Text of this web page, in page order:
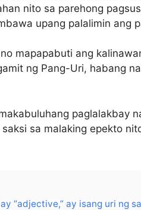
nito sa parehong
upang palalimin ang
mapapabuti ang
ng Pang-Uri, habang
paglalakbay
saksi sa malaking epekto
“adjective,” ay isang uri ng